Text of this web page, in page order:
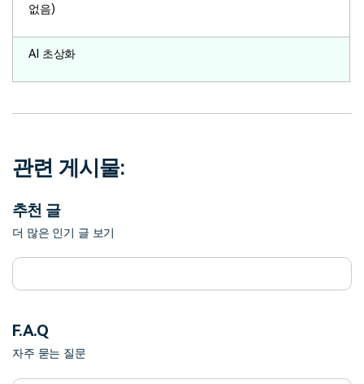
없음)
AI 초상화
관련 게시물:
추천 글
더 많은 인기 글 보기
F.A.Q
자주 묻는 질문